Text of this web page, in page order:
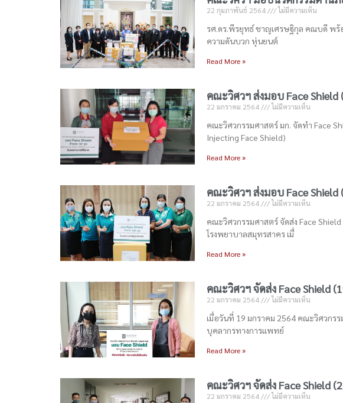
22 กุมภาพันธ์ 2564 ไม่มีความเห็น
รศ.ดร.พีรยุทธ์ ชาญเศรษฐิกุล คณบดี พ
ความดันบวก หุ่นยนต์
Read More »
คณะวิศวฯ ส่งมอบ Face Shield
22 มกราคม 2564 ไม่มีความเห็น
คณะวิศวกรรมศาสตร์ มก. จัดทำ Face
Injecting Face Shield)
Read More »
คณะวิศวฯ ส่งมอบ Face Shield
22 มกราคม 2564 ไม่มีความเห็น
คณะวิศวกรรมศาสตร์ จัดส่ง Face
โรงพยาบาลสมุทรสาคร เมื่
Read More »
คณะวิศวฯ จัดส่ง Face Shield
22 มกราคม 2564 ไม่มีความเห็น
เมื่อวันที่ 19 มกราคม 2564 คณะวิศวกรร
บุคลากรทางการแพทย์
Read More »
คณะวิศวฯ จัดส่ง Face Shield
22 มกราคม 2564 ไม่มีความเห็น